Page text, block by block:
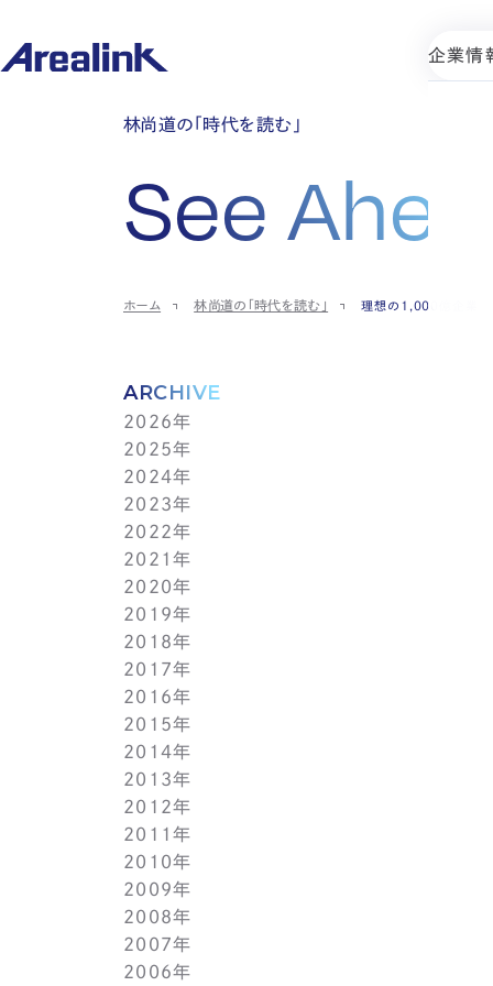
企業情
林尚道の「時代を読む」
See Ahead
ホーム 林尚道の「時代を読む」 理想の1,000億企業
ARCHIVE
2026年
7月(1)
6月(1)
5月(1)
4月(1)
3月(1)
2月(1)
1月(1)
2025年
12月(1)
11月(1)
10月(1)
9月(1)
8月(1)
7月(1)
6月(1)
5月(1)
4月(1)
3月(1)
2月(1)
1月(2)
2024年
11月(1)
10月(1)
9月(1)
8月(1)
7月(1)
6月(1)
5月(1)
4月(1)
3月(1)
2月(1)
1月(2)
2023年
11月(1)
10月(1)
9月(1)
8月(1)
7月(1)
6月(1)
5月(1)
4月(1)
3月(1)
2月(1)
1月(2)
2022年
11月(1)
10月(1)
9月(1)
8月(1)
7月(1)
6月(1)
5月(1)
4月(1)
3月(2)
1月(2)
2021年
11月(1)
10月(1)
9月(1)
8月(1)
7月(1)
6月(1)
5月(1)
4月(1)
3月(1)
2月(1)
1月(2)
2020年
11月(2)
9月(2)
7月(1)
6月(2)
5月(2)
4月(3)
3月(2)
2月(1)
2019年
12月(2)
10月(1)
9月(2)
7月(1)
6月(2)
4月(1)
3月(1)
2月(1)
1月(1)
2018年
12月(1)
11月(1)
10月(1)
9月(2)
8月(1)
7月(1)
5月(1)
4月(1)
3月(1)
2月(1)
1月(1)
2017年
12月(1)
11月(1)
10月(1)
9月(1)
8月(1)
7月(1)
6月(1)
5月(1)
4月(1)
3月(1)
2月(1)
2016年
12月(1)
11月(1)
10月(1)
9月(1)
8月(1)
7月(1)
6月(1)
5月(1)
4月(1)
3月(1)
2015年
12月(1)
11月(1)
10月(1)
9月(1)
8月(1)
7月(1)
6月(1)
5月(1)
4月(1)
2014年
12月(1)
11月(1)
10月(1)
9月(1)
8月(1)
7月(1)
6月(1)
5月(1)
2013年
12月(1)
11月(1)
10月(1)
9月(1)
8月(1)
7月(1)
6月(1)
2012年
12月(1)
11月(1)
10月(1)
9月(1)
8月(1)
7月(1)
2011年
12月(1)
11月(1)
10月(1)
9月(1)
8月(1)
2010年
12月(1)
11月(1)
10月(1)
9月(1)
2009年
12月(1)
11月(1)
10月(1)
2008年
12月(1)
11月(1)
2007年
12月(1)
2006年